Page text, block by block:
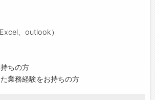
、outlook）
ちの方
業務経験をお持ちの方